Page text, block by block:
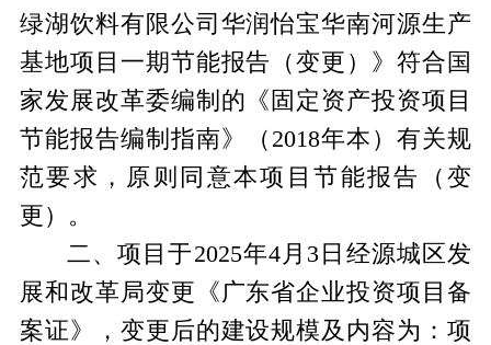
绿湖饮料有限公司华润怡宝华南河源生产
基地项目一期节能报告（变更）》符合国
家发展改革委编制的《固定资产投资项目
节能报告编制指南》（ 2018年本）有关规
范要求，原则同意本项目节能报告（变
更）。
二、项目于2025年4月3日经源城区发
展和改革局变更《广东省企业投资项目备
案证》，变更后的建设规模及内容为：项